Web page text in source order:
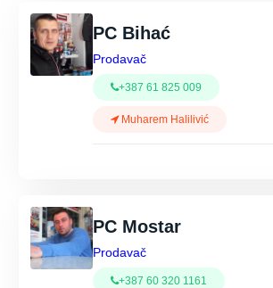
PC Bihać
Prodavač
+387 61 825 009
Muharem Halilivić
PC Mostar
Prodavač
+387 60 320 1161